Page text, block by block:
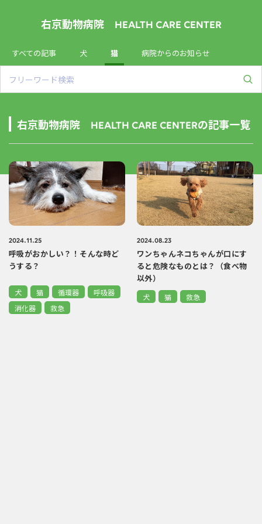
右京動物病院 HEALTH CARE CENTER
すべての記事 犬 猫 病院からのお知らせ
右京動物病院 HEALTH CARE CENTERの記事一覧
2024.11.25
呼吸がおかしい？！そんな時ど
うする？
犬 猫 循環器
呼吸器
消化器
救急
2024.08.23
ワンちゃんネコちゃんが口にす
ると危険なものとは？（食べ物
以外）
犬 猫 救急